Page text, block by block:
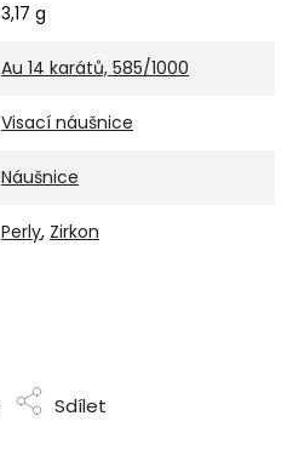
3,17 g
Au 14 karátů, 585/1000
Visací náušnice
Náušnice
Perly, Zirkon
Sdílet